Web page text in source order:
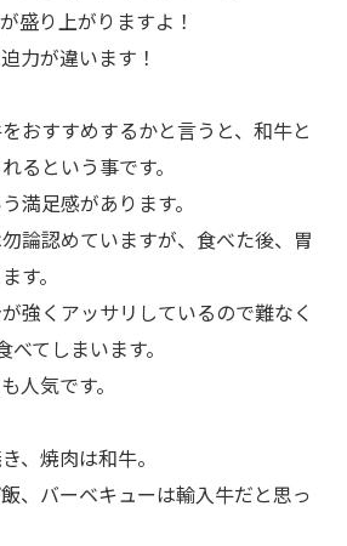
盛り上がりますよ！
力が違います！
おすすめするかと言うと、和牛と
るという事です。
満足感があります。
論認めていますが、食べた後、胃
す。
強くアッサリしているので難なく
てしまいます。
人気です。
、焼肉は和牛。
、バーベキューは輸入牛だと思っ